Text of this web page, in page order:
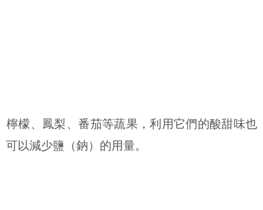
檸檬、鳳梨、番茄等蔬果，利用它們的酸甜味也
可以減少鹽（鈉）的用量。